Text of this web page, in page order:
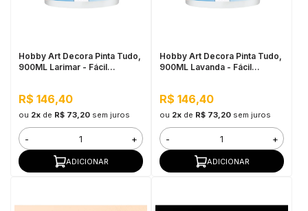
Hobby Art Decora Pinta Tudo,
900ML Larimar - Fácil
R$ 146,40
ou 2xde R$ 73,20 sem juros
- +
ADICIONAR
Hobby Art Decora Pinta Tudo,
900ML Lavanda - Fácil
R$ 146,40
ou 2xde R$ 73,20 sem juros
- +
ADICIONAR